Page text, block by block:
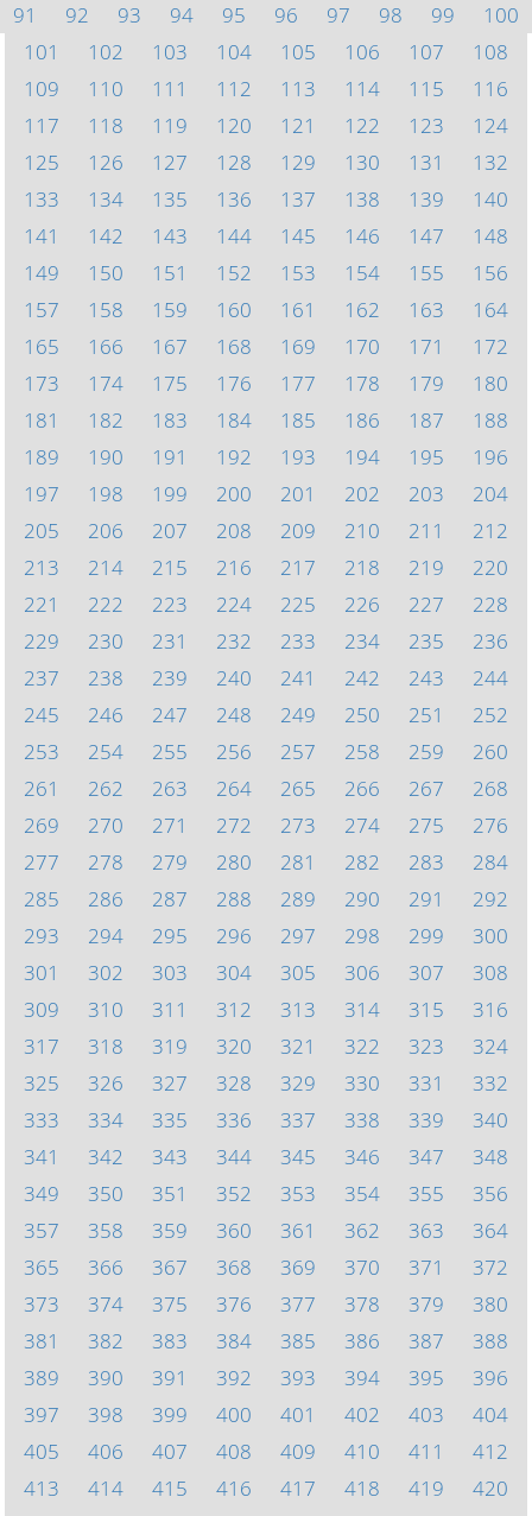
91
92 93 94 95 96 97 98 99
100
101
102 103 104 105 106 107
108
109
110 111 112 113 114 115
116
117
118 119 120 121 122 123
124
125
126 127 128 129 130 131
132
133
134 135 136 137 138 139
140
141
142 143 144 145 146 147
148
149
150 151 152 153 154 155
156
157
158 159 160 161 162 163
164
165
166 167 168 169 170 171
172
173
174 175 176 177 178 179
180
181
182 183 184 185 186 187
188
189
190 191 192 193 194 195
196
197
198 199 200 201 202 203
204
205
206 207 208 209 210 211
212
213
214 215 216 217 218 219
220
221
222 223 224 225 226 227
228
229
230 231 232 233 234 235
236
237
238 239 240 241 242 243
244
245
246 247 248 249 250 251
252
253
254 255 256 257 258 259
260
261
262 263 264 265 266 267
268
269
270 271 272 273 274 275
276
277
278 279 280 281 282 283
284
285
286 287 288 289 290 291
292
293
294 295 296 297 298 299
300
301
302 303 304 305 306 307
308
309
310 311 312 313 314 315
316
317
318 319 320 321 322 323
324
325
326 327 328 329 330 331
332
333
334 335 336 337 338 339
340
341
342 343 344 345 346 347
348
349
350 351 352 353 354 355
356
357
358 359 360 361 362 363
364
365
366 367 368 369 370 371
372
373
374 375 376 377 378 379
380
381
382 383 384 385 386 387
388
389
390 391 392 393 394 395
396
397
398 399 400 401 402 403
404
405
406 407 408 409 410 411
412
413
414 415 416 417 418 419
420